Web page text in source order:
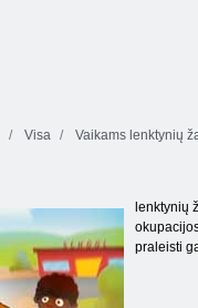
Visa Vaikams lenktynių
lenktynių
praleisti